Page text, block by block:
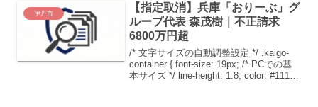
ーに対し、拘禁刑1年6...
伊丹市
【指定取消】兵庫「おりーぶ」グ
ループ代表 森茂樹｜不正請求
6800万円超
/* 文字サイズの自動調整設定 */ .kaigo-
container { font-size: 19px; /* PCでの基
本サイズ */ line-height: 1.8; color: #111;